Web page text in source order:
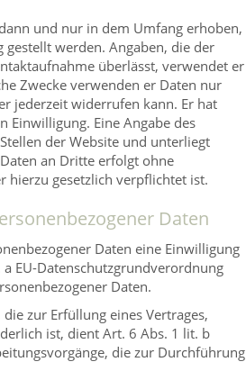
und nur in dem Umfang erhoben,
werden. Angaben, die der
überlässt, verwendet er
Zwecke verwenden er Daten nur
jederzeit widerrufen kann. Er hat
Einwilligung. Eine Angabe des
der Website und unterliegt
an Dritte erfolgt ohne
hierzu gesetzlich verpflichtet ist.
Daten
Daten eine Einwilligung
EU-Datenschutzgrundverordnung
Daten.
zur Erfüllung eines Vertrages,
ist, dient Art. 6 Abs. 1 lit. b
die zur Durchführung